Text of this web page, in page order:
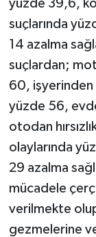
yüzde 39,6,
suçlarında
14 azalma
suçlardan;
60, işyerinden
yüzde 56,
otodan
olaylarında
29 azalma
mücadele
verilmekte
gezmelerine